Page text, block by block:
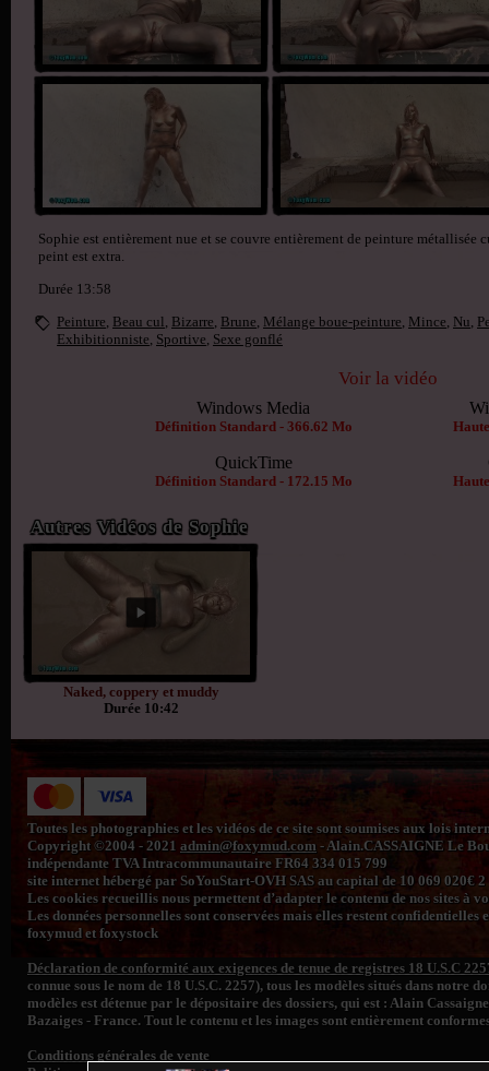
Sophie est entièrement nue et se couvre entièrement de peinture métallisée
peint est extra.
Durée 13:58
Peinture Beau cul Bizarre Brune Mélange boue-peinture Mince Nu
Exhibitionniste Sportive Sexe gonflé
Voir la vidéo
Windows Media
Définition Standard - 366.62 Mo
QuickTime
Définition Standard - 172.15 Mo
Autres Vidéos de Sophie
Naked, coppery et muddy
Durée 10:42
Toutes les photographies et les vidéos de ce site sont soumises aux lois
Copyright ©2004 - 2021 admin@foxymud.com - Alain.CASSAIGNE Le
indépendante TVA Intracommunautaire FR64 334 015 799
site internet hébergé par SoYouStart-OVH SAS au capital de 10 069 020€
Les cookies recueillis nous permettent d’adapter le contenu de nos sites à
Les données personnelles sont conservées mais elles restent
foxymud et foxystock
Déclaration de conformité aux exigences de tenue de registres 18 U.S.C
connue sous le nom de 18 U.S.C. 2257), tous les modèles situés dans
modèles est détenue par le dépositaire des dossiers, qui est : Alain
Bazaiges - France. Tout le contenu et les images sont entièrement
Conditions générales de vente